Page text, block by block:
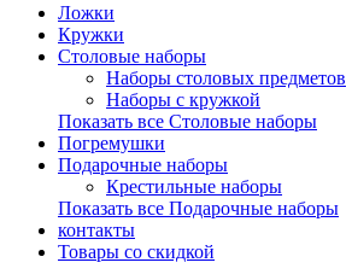
Ложки
Кружки
Столовые наборы
Наборы столовых предметов
Наборы с кружкой
Показать все Столовые наборы
Погремушки
Подарочные наборы
Крестильные наборы
Показать все Подарочные наборы
контакты
Товары со скидкой